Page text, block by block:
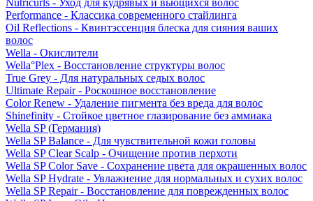
Nutricurls - Уход для кудрявых и вьющихся волос
Performance - Классика современного стайлинга
Oil Reflections - Квинтэссенция блеска для сияния ваших
волос
Wella - Окислители
Wella°Plex - Восстановление структуры волос
True Grey - Для натуральных седых волос
Ultimate Repair - Роскошное восстановление
Color Renew - Удаление пигмента без вреда для волос
Shinefinity - Стойкое цветное глазирование без аммиака
Wella SP (Германия)
Wella SP Balance - Для чувствительной кожи головы
Wella SP Clear Scalp - Очищение против перхоти
Wella SP Color Save - Сохранение цвета для окрашенных волос
Wella SP Hydrate - Увлажнение для нормальных и сухих волос
Wella SP Repair - Восстановление для поврежденных волос